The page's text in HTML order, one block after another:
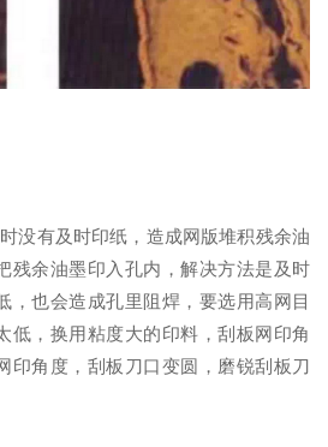
没有及时印纸，造成网版堆积残余油
残余油墨印入孔内，解决方法是及时
，也会造成孔里阻焊，要选用高网目
低，换用粘度大的印料，刮板网印角
印角度，刮板刀口变圆，磨锐刮板刀